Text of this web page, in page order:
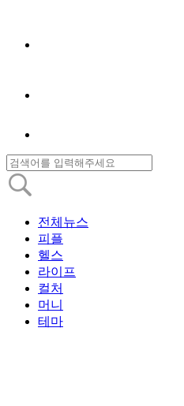
전체뉴스
피플
헬스
라이프
컬처
머니
테마